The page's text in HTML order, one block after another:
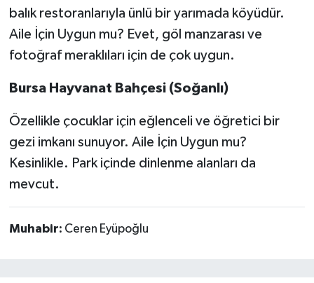
balık restoranlarıyla ünlü bir yarımada köyüdür.
Aile İçin Uygun mu? Evet, göl manzarası ve
fotoğraf meraklıları için de çok uygun.
Bursa Hayvanat Bahçesi (Soğanlı)
Özellikle çocuklar için eğlenceli ve öğretici bir
gezi imkanı sunuyor. Aile İçin Uygun mu?
Kesinlikle. Park içinde dinlenme alanları da
mevcut.
Muhabir: Ceren Eyüpoğlu